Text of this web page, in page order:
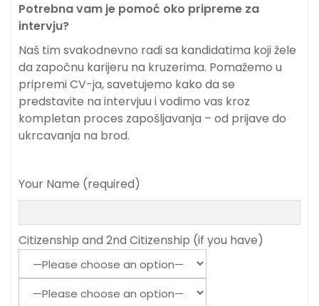
Potrebna vam je pomoć oko pripreme za
intervju?
Naš tim svakodnevno radi sa kandidatima koji žele
da započnu karijeru na kruzerima. Pomažemo u
pripremi CV-ja, savetujemo kako da se
predstavite na intervjuu i vodimo vas kroz
kompletan proces zapošljavanja – od prijave do
ukrcavanja na brod.
Your Name (required)
Citizenship and 2nd Citizenship (if you have)